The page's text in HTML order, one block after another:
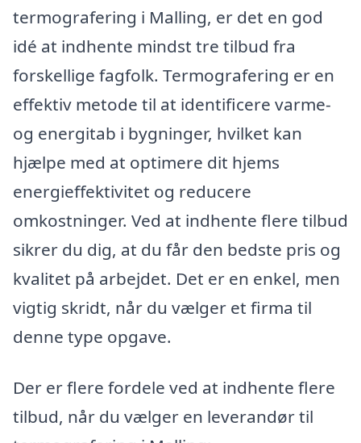
termografering i Malling, er det en god
idé at indhente mindst tre tilbud fra
forskellige fagfolk. Termografering er en
effektiv metode til at identificere varme-
og energitab i bygninger, hvilket kan
hjælpe med at optimere dit hjems
energieffektivitet og reducere
omkostninger. Ved at indhente flere tilbud
sikrer du dig, at du får den bedste pris og
kvalitet på arbejdet. Det er en enkel, men
vigtig skridt, når du vælger et firma til
denne type opgave.
Der er flere fordele ved at indhente flere
tilbud, når du vælger en leverandør til